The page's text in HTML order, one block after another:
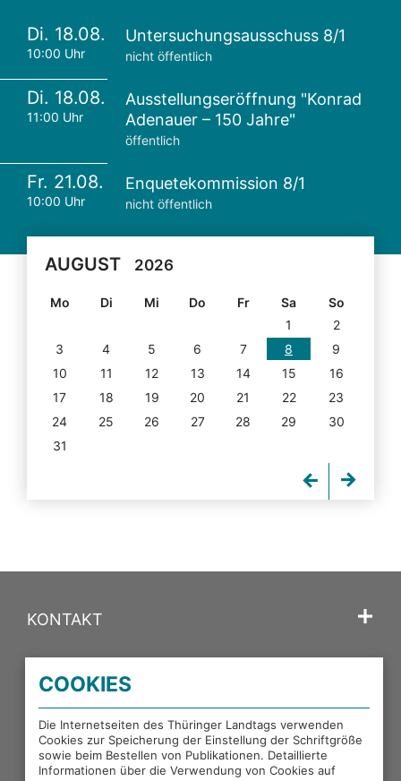
Di. 18.08.
10:00 Uhr
Untersuchungsausschuss 8/1
nicht öffentlich
Di. 18.08.
11:00 Uhr
Ausstellungseröffnung "Konrad
Adenauer – 150 Jahre"
öffentlich
Fr. 21.08.
10:00 Uhr
Enquetekommission 8/1
nicht öffentlich
AUGUST 2026
Mo Di Mi Do Fr Sa
So
1
2
3
4 5 6 7 8
9
10
11 12 13 14 15
16
17
18 19 20 21 22
23
24
25 26 27 28 29
30
31
KONTAKT
PORTALE DES THÜRINGER LANDTAGS
EXTERNE LINKS
COOKIES
Die Internetseiten des Thüringer Landtags verwenden
Cookies zur Speicherung der Einstellung der Schriftgröße
sowie beim Bestellen von Publikationen. Detaillierte
Informationen über die Verwendung von Cookies auf